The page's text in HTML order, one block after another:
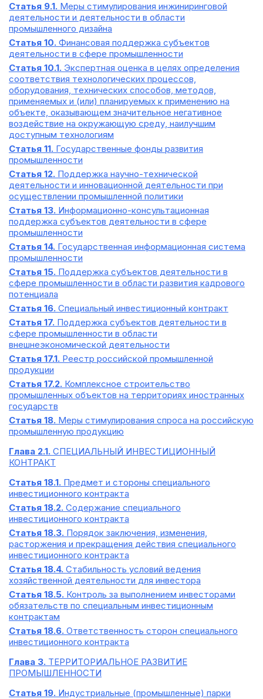
Статья 9.1. Меры стимулирования инжиниринговой
деятельности и деятельности в области
промышленного дизайна
Статья 10. Финансовая поддержка субъектов
деятельности в сфере промышленности
Статья 10.1. Экспертная оценка в целях определения
соответствия технологических процессов,
оборудования, технических способов, методов,
применяемых и (или) планируемых к применению на
объекте, оказывающем значительное негативное
воздействие на окружающую среду, наилучшим
доступным технологиям
Статья 11. Государственные фонды развития
промышленности
Статья 12. Поддержка научно-технической
деятельности и инновационной деятельности при
осуществлении промышленной политики
Статья 13. Информационно-консультационная
поддержка субъектов деятельности в сфере
промышленности
Статья 14. Государственная информационная система
промышленности
Статья 15. Поддержка субъектов деятельности в
сфере промышленности в области развития кадрового
потенциала
Статья 16. Специальный инвестиционный контракт
Статья 17. Поддержка субъектов деятельности в
сфере промышленности в области
внешнеэкономической деятельности
Статья 17.1. Реестр российской промышленной
продукции
Статья 17.2. Комплексное строительство
промышленных объектов на территориях иностранных
государств
Статья 18. Меры стимулирования спроса на российскую
промышленную продукцию
Глава 2.1. СПЕЦИАЛЬНЫЙ ИНВЕСТИЦИОННЫЙ
КОНТРАКТ
Статья 18.1. Предмет и стороны специального
инвестиционного контракта
Статья 18.2. Содержание специального
инвестиционного контракта
Статья 18.3. Порядок заключения, изменения,
расторжения и прекращения действия специального
инвестиционного контракта
Статья 18.4. Стабильность условий ведения
хозяйственной деятельности для инвестора
Статья 18.5. Контроль за выполнением инвесторами
обязательств по специальным инвестиционным
контрактам
Статья 18.6. Ответственность сторон специального
инвестиционного контракта
Глава 3. ТЕРРИТОРИАЛЬНОЕ РАЗВИТИЕ
ПРОМЫШЛЕННОСТИ
Статья 19. Индустриальные (промышленные) парки